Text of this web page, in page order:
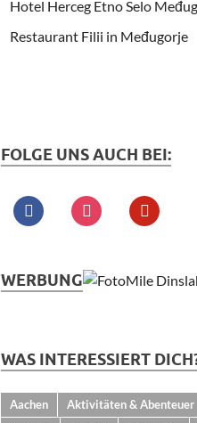
Hotel Herceg Etno Selo
Restaurant Filii in Međugorje
FOLGE UNS AUCH BEI:
WERBUNG
WAS INTERESSIERT
Aachen Aktivitäten & Abenteuer